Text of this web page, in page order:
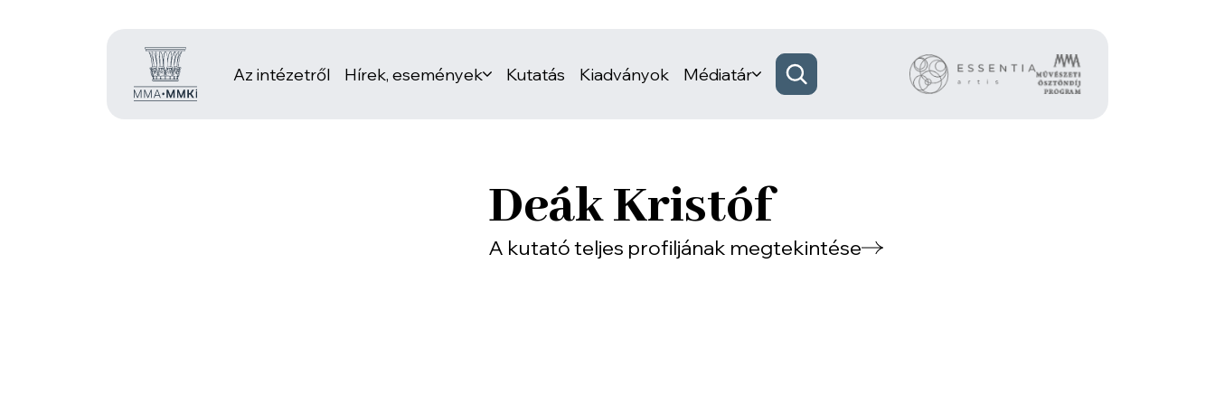
Az intézetről Hírek, események Kutatás Kiadványok Médiatár
Deák Kristóf
A kutató teljes profiljának megtekintése